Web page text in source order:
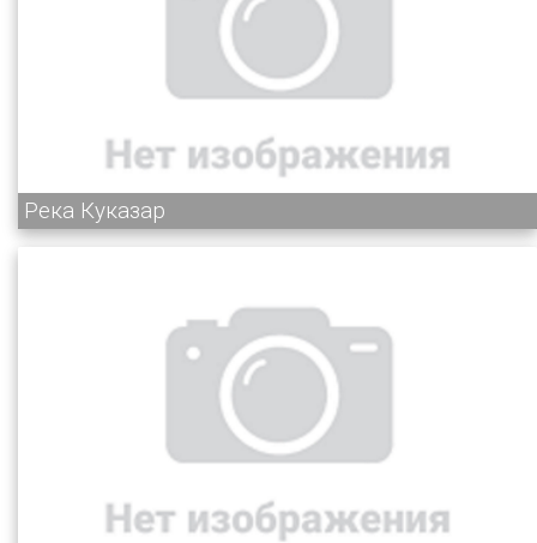
Река Куказар